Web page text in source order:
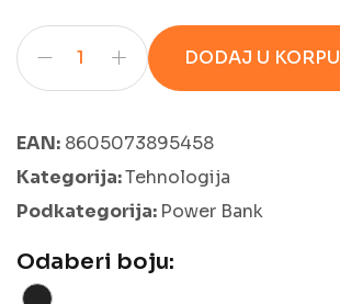
DODAJ U KORPU
EAN: 8605073895458
Kategorija:Tehnologija
Podkategorija: Power Bank
Odaberi boju: